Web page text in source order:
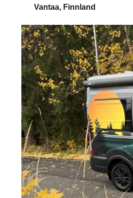
Vantaa, Finnland